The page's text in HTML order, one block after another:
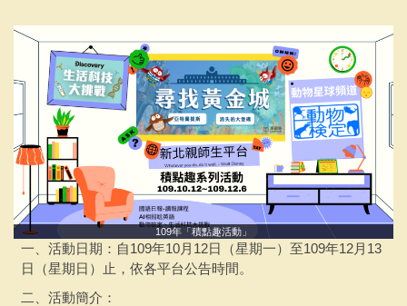
下載專區
採購說明及相關文件
109年「積點趣活動」
一、活動日期：自109年10月12日（星期一）至109年12月13
日（星期日）止，依各平台公告時間。
二、活動簡介：